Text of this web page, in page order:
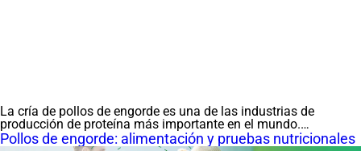
La cría de pollos de engorde es una de las industrias de
producción de proteína más importante en el mundo.…
Pollos de engorde: alimentación y pruebas nutricionales